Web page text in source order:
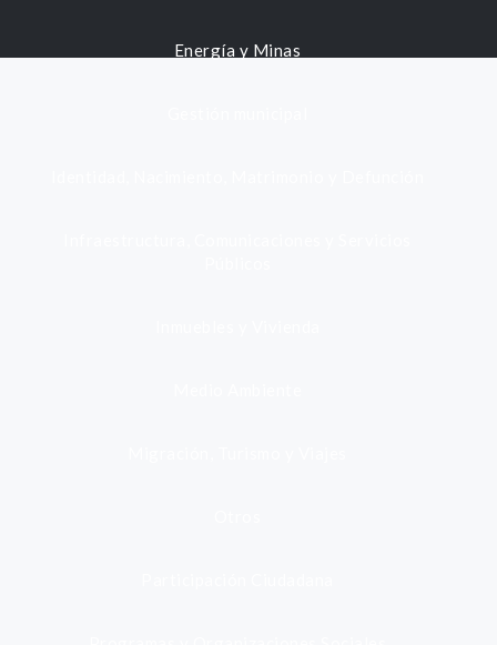
Energía y Minas